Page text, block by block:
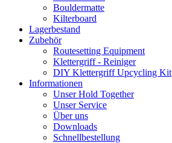
Bouldermatte
Kilterboard
Lagerbestand
Zubehör
Routesetting Equipment
Klettergriff - Reiniger
DIY Klettergriff Upcycling Kit
Informationen
Unser Hold Together
Unser Service
Über uns
Downloads
Schnellbestellung